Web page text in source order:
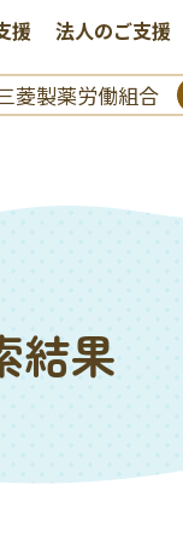
援 法人のご支援
結果